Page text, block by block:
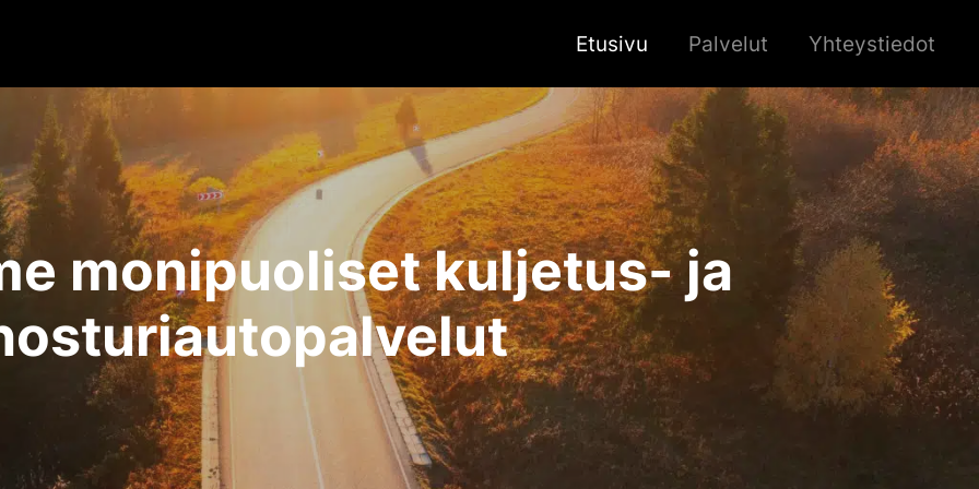
Etusivu Palvelut Yhteystiedot
monipuoliset kuljetus- ja